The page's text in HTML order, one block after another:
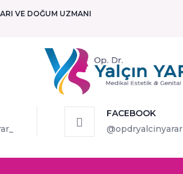
VE DOĞUM UZMANI
FACEBOOK
@opdryalcinyarar